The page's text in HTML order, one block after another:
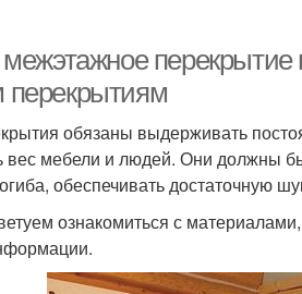
обязаны выдерживать
вес мебели и людей. Они должны
обеспечивать достаточную
ознакомиться с